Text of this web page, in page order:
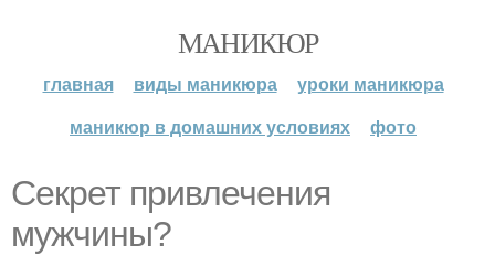
МАНИКЮР
главная виды маникюра
уроки маникюра
маникюр в домашних условиях
фото
Секрет привлечения
мужчины?